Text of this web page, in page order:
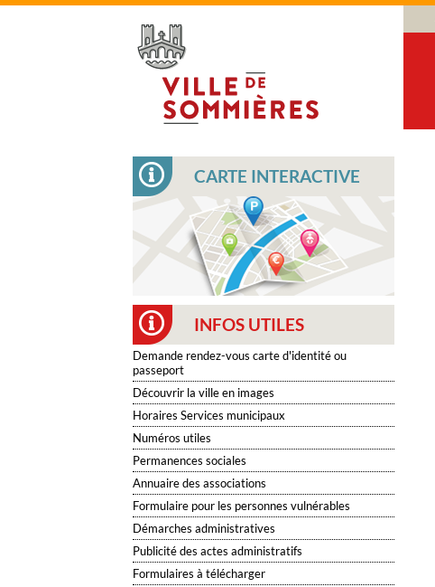
CARTE INTERACTIVE
INFOS UTILES
Demande rendez-vous carte d'identité ou
passeport
Découvrir la ville en images
Horaires Services municipaux
Numéros utiles
Permanences sociales
Annuaire des associations
Formulaire pour les personnes vulnérables
Démarches administratives
Publicité des actes administratifs
Formulaires à télécharger